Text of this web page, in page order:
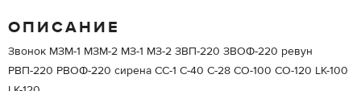
ОПИСАНИЕ
Звонок МЗМ-1 МЗМ-2 МЗ-1 МЗ-2 ЗВП-220 ЗВОФ-220 ревун
РВП-220 РВОФ-220 сирена СС-1 С-40 С-28 СО-100 СО-120 LK-100